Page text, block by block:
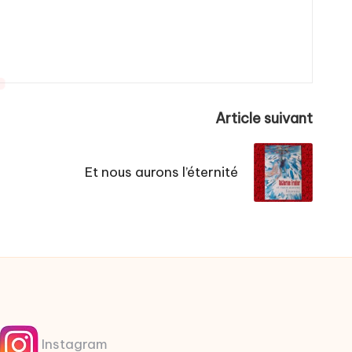
Article suivant
Et nous aurons l’éternité
Instagram